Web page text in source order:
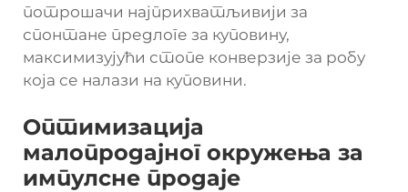
потрошачи најприхватљивији за
спонтане предлоге за куповину,
максимизујући стопе конверзије за робу
која се налази на куповини.
Оптимизација
малопродајног окружења за
импулсне продаје